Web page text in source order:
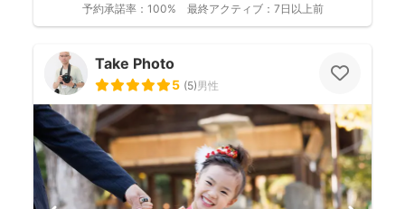
予約承諾率： 100% 最終アクティブ： 7日以上前
Take Photo
5 (5)男性